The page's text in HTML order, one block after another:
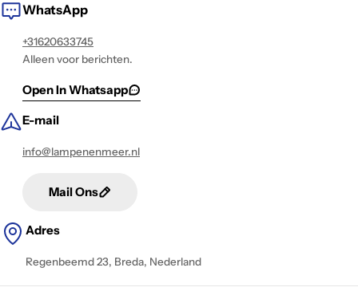
WhatsApp
+31620633745
Alleen voor berichten.
Open In Whatsapp
E-mail
info@lampenenmeer.nl
Mail Ons
Adres
Regenbeemd 23, Breda, Nederland